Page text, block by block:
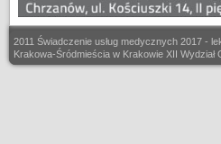
2011 Świadczenie usług medycznych 2017 -
Krakowa-Śródmieścia w Krakowie XII Wydział